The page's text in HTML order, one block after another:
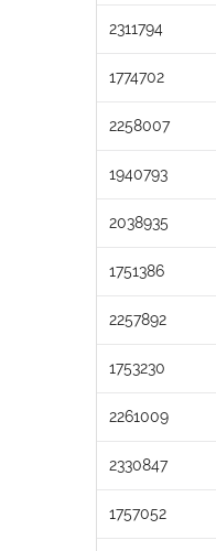
2311794
1774702
2258007
1940793
2038935
1751386
2257892
1753230
2261009
2330847
1757052